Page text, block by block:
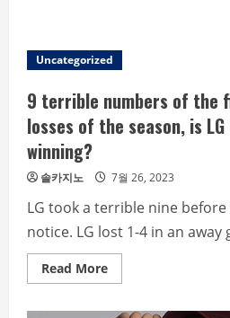
foreigners
with
smile
in
Korea
Uncategorized
9 terrible numbers of the
losses of the season, is
winning?
솔카지노 7월 26, 2023
LG took a terrible nine
notice. LG lost 1-4 in an away
Read MoreRead
more